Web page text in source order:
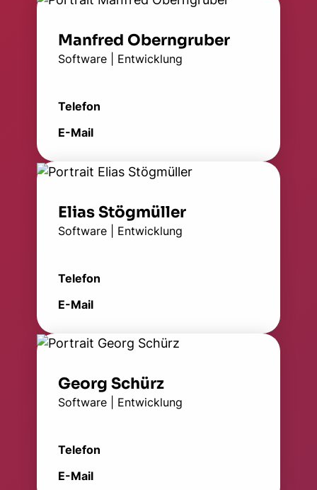
Manfred Oberngruber
Software | Entwicklung
Telefon
E-Mail
Elias Stögmüller
Software | Entwicklung
Telefon
E-Mail
Georg Schürz
Software | Entwicklung
Telefon
E-Mail